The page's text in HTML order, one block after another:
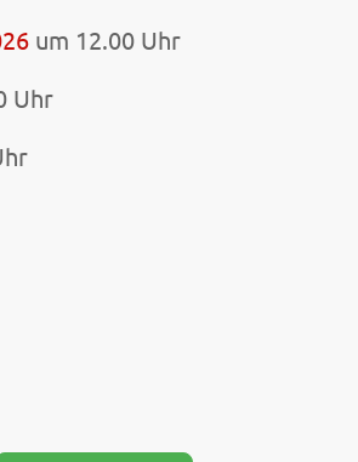
um 12.00 Uhr
Uhr